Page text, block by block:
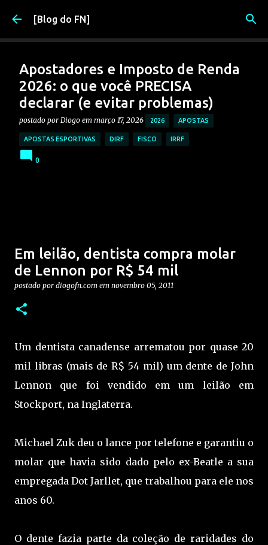
Pular para o conteúdo principal
[Blog do FN]
Apostadores e Imposto de Renda
2026: o que você PRECISA
declarar (e evitar problemas)
postado por Diogo em março 17, 2026 2026 APOSTAS
APOSTAS ESPORTIVAS DIRF FISCO IRRF
0
Em leilão, dentista compra molar
de Lennon por R$ 54 mil
postado por diogofn.com em novembro 05, 2011
Um dentista canadense arrematou por quase 20
mil libras (mais de R$ 54 mil) um dente de John
Lennon que foi vendido em um leilão em
Stockport, na Inglaterra.
Michael Zuk deu o lance por telefone e garantiu o
molar que havia sido dado pelo ex-Beatle a sua
empregada Dot Jarllet, que trabalhou para ele nos
anos 60.
O dente fazia parte da coleção de raridades do